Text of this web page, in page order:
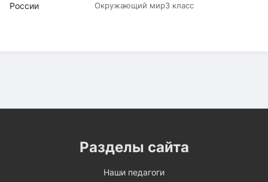
Окружающий мир3 класс
Разделы сайта
Наши педагоги